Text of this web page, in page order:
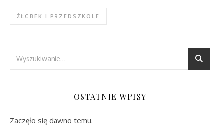
ŻŁOBEK I PRZEDSZKOLE
OSTATNIE WPISY
Zaczęło się dawno temu.